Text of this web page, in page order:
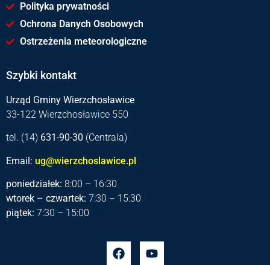
Polityka prywatności
Ochrona Danych Osobowych
Ostrzeżenia meteorologiczne
Szybki kontakt
Urząd Gminy Wierzchosławice
33-122 Wierzchosławice 550
tel. (14) 631-90-30 (Centrala)
Email: ug@wierzchoslawice.pl
poniedziałek: 8:00 – 16:30
wtorek – czwartek: 7:30 – 15:30
piątek: 7:30 – 15:00